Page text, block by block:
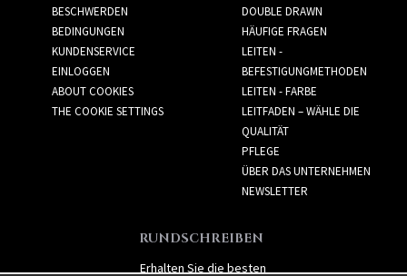
BESCHWERDEN
BEDINGUNGEN
KUNDENSERVICE
EINLOGGEN
ABOUT COOKIES
THE COOKIE SETTINGS
DOUBLE DRAWN
HÄUFIGE FRAGEN
LEITEN -
BEFESTIGUNGMETHODEN
LEITEN - FARBE
LEITFADEN – WÄHLE DIE
QUALITÄT
PFLEGE
ÜBER DAS UNTERNEHMEN
NEWSLETTER
RUNDSCHREIBEN
Erhalten Sie die besten